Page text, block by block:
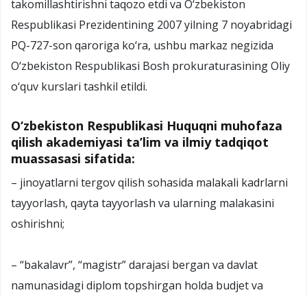
takomillashtirishni taqozo etdi va O‘zbekiston
Respublikasi Prezidentining 2007 yilning 7 noyabridagi
PQ-727-son qaroriga ko‘ra, ushbu markaz negizida
O‘zbekiston Respublikasi Bosh prokuraturasining Oliy
o‘quv kurslari tashkil etildi.
O‘zbekiston Respublikasi Huquqni muhofaza
qilish akademiyasi ta’lim va ilmiy tadqiqot
muassasasi sifatida:
– jinoyatlarni tergov qilish sohasida malakali kadrlarni
tayyorlash, qayta tayyorlash va ularning malakasini
oshirishni;
– “bakalavr”, “magistr” darajasi bergan va davlat
namunasidagi diplom topshirgan holda budjet va